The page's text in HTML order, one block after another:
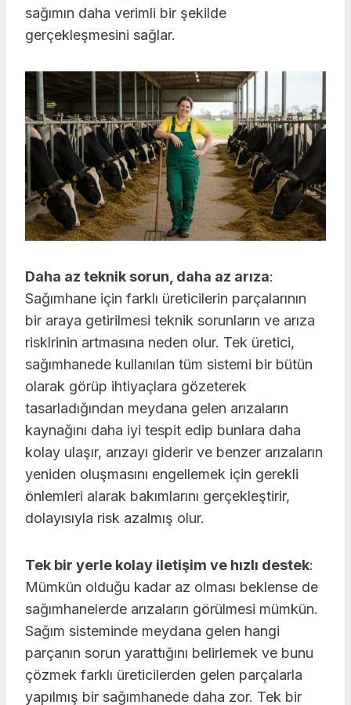
sağımın daha verimli bir şekilde
gerçekleşmesini sağlar.
Daha az teknik sorun, daha az arıza:
Sağımhane için farklı üreticilerin parçalarının
bir araya getirilmesi teknik sorunların ve arıza
risklrinin artmasına neden olur. Tek üretici,
sağımhanede kullanılan tüm sistemi bir bütün
olarak görüp ihtiyaçlara gözeterek
tasarladığından meydana gelen arızaların
kaynağını daha iyi tespit edip bunlara daha
kolay ulaşır, arızayı giderir ve benzer arızaların
yeniden oluşmasını engellemek için gerekli
önlemleri alarak bakımlarını gerçekleştirir,
dolayısıyla risk azalmış olur.
Tek bir yerle kolay iletişim ve hızlı destek:
Mümkün olduğu kadar az olması beklense de
sağımhanelerde arızaların görülmesi mümkün.
Sağım sisteminde meydana gelen hangi
parçanın sorun yarattığını belirlemek ve bunu
çözmek farklı üreticilerden gelen parçalarla
yapılmış bir sağımhanede daha zor. Tek bir